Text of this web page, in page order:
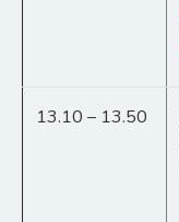
13.10 – 13.50